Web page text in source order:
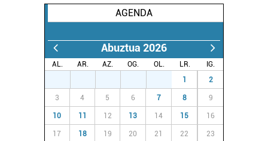
bazkideen zerrenda, beren ustez zein helburutarako
duten interes legitimoa eta horren aurka nola egin
Lortu zure datu pertsonalak prozesatzeko moduari
buruzko informazio gehiago eta ezarri zure lehentasunak
datuen atalean. Edozein unetan alda edo ken dezakezu
zure baimena Cookieen adierazpenean.
Webgune honek cookie propioak eta hirugarrenen cookie-
AGENDA
Abuztua 2026
AL. AR. AZ. OG. OL. LR.
IG.
1 2
3 4 5 6 7 8 9
10 11 12 13 14 15 16
17 18 19 20 21 22 23